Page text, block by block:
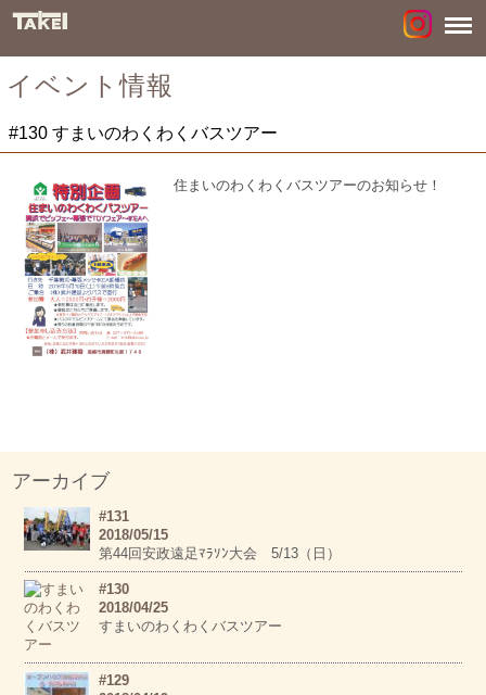
イベント情報
#130 すまいのわくわくバスツアー
住まいのわくわくバスツアーのお知らせ！
アーカイブ
#131
2018/05/15
第44回安政遠足ﾏﾗｿﾝ大会 5/13（日）
#130
2018/04/25
すまいのわくわくバスツアー
#129